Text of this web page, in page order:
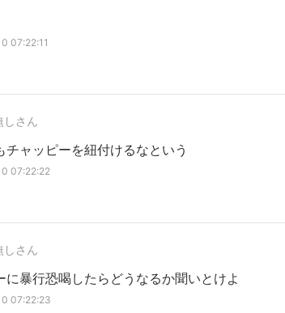
07:22:11
しさん
チャッピーを紐付けるなという
07:22:22
しさん
に暴行恐喝したらどうなるか聞いとけよ
07:22:23